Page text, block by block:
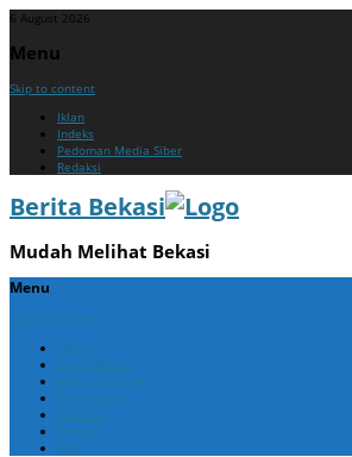
6 August 2026
Menu
Skip to content
Iklan
Indeks
Pedoman Media Siber
Redaksi
Berita Bekasi
Mudah Melihat Bekasi
Menu
Skip to content
Home
Berita Bekasi
Berita Cikarang
Berita Jabar
Nasional
Politik
ADV